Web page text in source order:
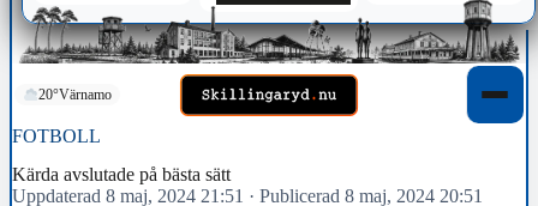
20°Värnamo
FOTBOLL
Kärda avslutade på bästa sätt
Uppdaterad 8 maj, 2024 21:51 · Publicerad 8 maj, 2024 20:51